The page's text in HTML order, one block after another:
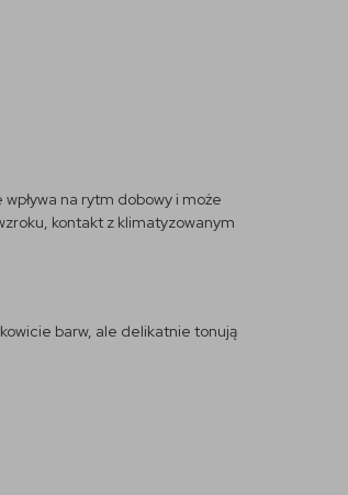
na rytm dobowy i może
kontakt z klimatyzowanym
barw, ale delikatnie tonują